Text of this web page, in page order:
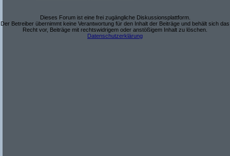
Dieses Forum ist eine frei zugängliche Diskussionsplattform.
Der Betreiber übernimmt keine Verantwortung für den Inhalt der Beiträge und behält sich das
Recht vor, Beiträge mit rechtswidrigem oder anstößigem Inhalt zu löschen.
Datenschutzerklärung